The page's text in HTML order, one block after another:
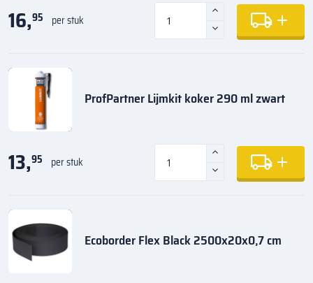
16,95 per stuk
ProfPartner Lijmkit koker 290 ml zwart
13,95 per stuk
Ecoborder Flex Black 2500x20x0,7 cm